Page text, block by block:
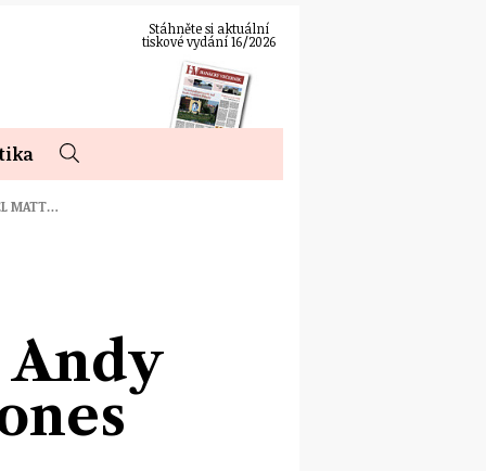
Stáhněte si aktuální
tiskové vydání 16/2026
MATT…
Andy